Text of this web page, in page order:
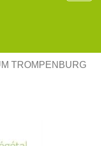
TROMPENBURG